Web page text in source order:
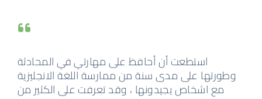
استطعت أن أحافظ على مهارتي في المحادثة
وطورتها على مدى سنة من ممارسة اللغة الانجليزية
مع اشخاص يجيدونها ، وقد تعرفت على الكثير من